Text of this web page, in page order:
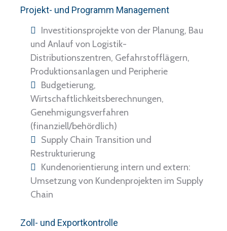
Projekt- und Programm Management
Investitionsprojekte von der Planung, Bau
und Anlauf von Logistik-
Distributionszentren, Gefahrstofflägern,
Produktionsanlagen und Peripherie
Budgetierung,
Wirtschaftlichkeitsberechnungen,
Genehmigungsverfahren
(finanziell/behördlich)
Supply Chain Transition und
Restrukturierung
Kundenorientierung intern und extern:
Umsetzung von Kundenprojekten im Supply
Chain
Zoll- und Exportkontrolle